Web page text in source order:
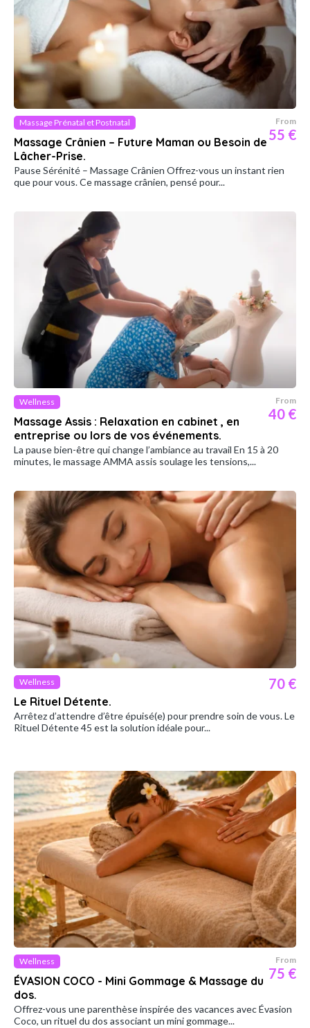
Massage Prénatal et Postnatal
Massage Crânien – Future Maman ou Besoin de
Lâcher-Prise.
From
55 €
Pause Sérénité – Massage Crânien Offrez-vous un instant rien
que pour vous. Ce massage crânien, pensé pour...
Wellness
Massage Assis : Relaxation en cabinet , en
entreprise ou lors de vos événements.
From
40 €
La pause bien-être qui change l’ambiance au travail En 15 à 20
minutes, le massage AMMA assis soulage les tensions,...
Wellness
Le Rituel Détente.
70 €
Arrêtez d’attendre d’être épuisé(e) pour prendre soin de vous. Le
Rituel Détente 45 est la solution idéale pour...
Wellness
ÉVASION COCO - Mini Gommage & Massage du
dos.
From
75 €
Offrez-vous une parenthèse inspirée des vacances avec Évasion
Coco, un rituel du dos associant un mini gommage...